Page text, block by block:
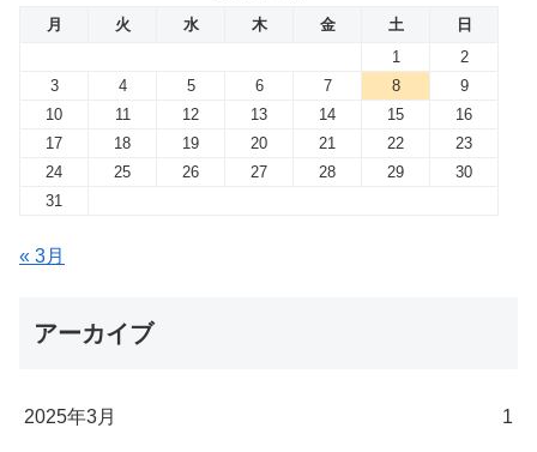
月 火 水 木 金 土
日
1
2
3
4 5 6 7 8
9
10
11 12 13 14 15
16
17
18 19 20 21 22
23
24
25 26 27 28 29
30
31
« 3月
アーカイブ
2025年3月 1